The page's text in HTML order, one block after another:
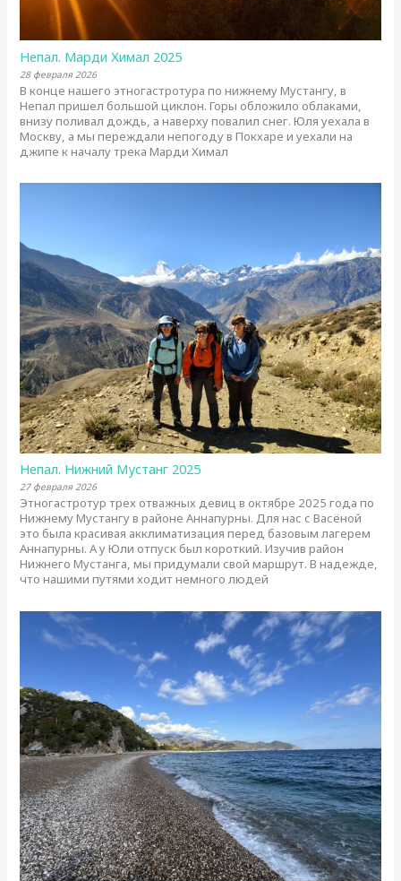
Непал. Марди Химал 2025
28 февраля 2026
В конце нашего этногастротура по нижнему Мустангу, в
Непал пришел большой циклон. Горы обложило облаками,
внизу поливал дождь, а наверху повалил снег. Юля уехала в
Москву, а мы переждали непогоду в Покхаре и уехали на
джипе к началу трека Марди Химал
Непал. Нижний Мустанг 2025
27 февраля 2026
Этногастротур трех отважных девиц в октябре 2025 года по
Нижнему Мустангу в районе Аннапурны. Для нас с Васёной
это была красивая акклиматизация перед базовым лагерем
Аннапурны. А у Юли отпуск был короткий. Изучив район
Нижнего Мустанга, мы придумали свой маршрут. В надежде,
что нашими путями ходит немного людей